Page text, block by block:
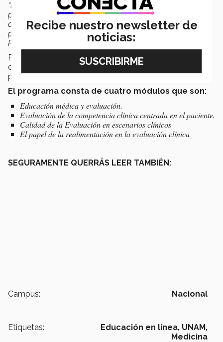
“Está orientado a desarrollar a docentes, estudiantes y
profesionales de salud en general sobre conceptos y
aplicaciones para la evaluación en escenarios clínicos a
partir de los principios del Aprendizaje Centrado en el
Paciente”,
añadió la profesora.
El contenido del programa, al que el usuario tendrá que
dedicar entre 8 y 13 horas por semana, fue desarrollado
por 14 expertos en temas de salud.
El programa consta de cuatro módulos que son:
Educación médica y evaluación.
Evaluación de la competencia clínica centrada en el paciente.
Calidad de la Evaluación en escenarios clínicos
El papel de la realimentación en la evaluación clínica
SEGURAMENTE QUERRÁS LEER TAMBIÉN:
Campus: Nacional
Etiquetas: Educación en línea, UNAM,
Medicina
Recibe nuestro newsletter de
noticias: